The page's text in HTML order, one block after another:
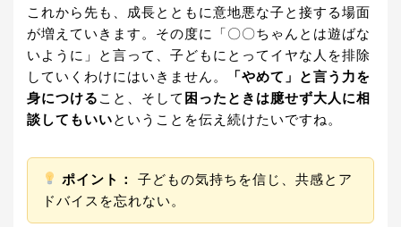
これから先も、成長とともに意地悪な子と接する場面
が増えていきます。その度に「〇〇ちゃんとは遊ばな
いように」と言って、子どもにとってイヤな人を排除
していくわけにはいきません。
「やめて」と言う力を
身につける こと、そして 困ったときは臆せず大人に相
談してもいいということを伝え続けたいですね。
ポイント：
子どもの気持ちを信じ、共感とア
ドバイスを忘れない。